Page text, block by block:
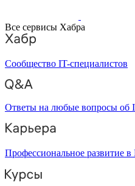
Все сервисы Хабра
Сообщество IT-специалистов
Ответы на любые вопросы об
Профессиональное развитие в